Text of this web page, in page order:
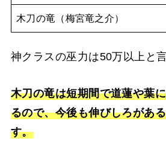
木刀の竜（梅宮竜之介）
神クラスの巫力は50万以上と
木刀の竜は短期間で道蓮や葉
るので、今後も伸びしろがあ
す。